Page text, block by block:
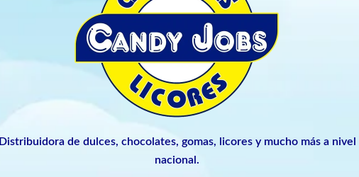
Distribuidora de dulces, chocolates, gomas, licores y mucho más a nivel
nacional.